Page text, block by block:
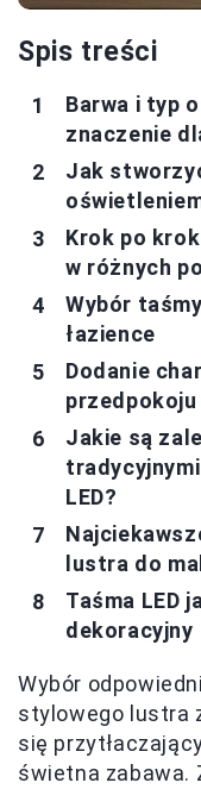
Spis treści
Barwa i typ
znaczenie
Jak
Krok po
w różnych
Wybór
łazience
Dodanie
przedpokoju
Jakie są
LED?
lustra do
Taśma LED
dekoracyjny
Wybór
stylowego lustra
się
świetna zabawa.